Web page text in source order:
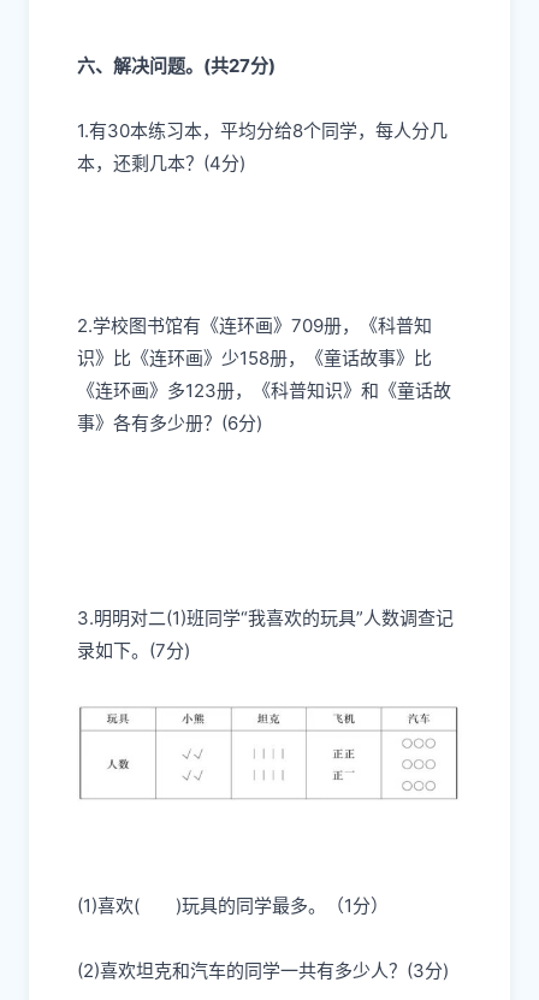
六、解决问题。(共27分)
1.有30本练习本，平均分给8个同学，每人分几
本，还剩几本？(4分)
2.学校图书馆有《连环画》709册，《科普知
识》比《连环画》少158册，《童话故事》比
《连环画》多123册，《科普知识》和《童话故
事》各有多少册？(6分)
3.明明对二(1)班同学“我喜欢的玩具”人数调查记
录如下。(7分)
(1)喜欢( )玩具的同学最多。（1分）
(2)喜欢坦克和汽车的同学一共有多少人？(3分)